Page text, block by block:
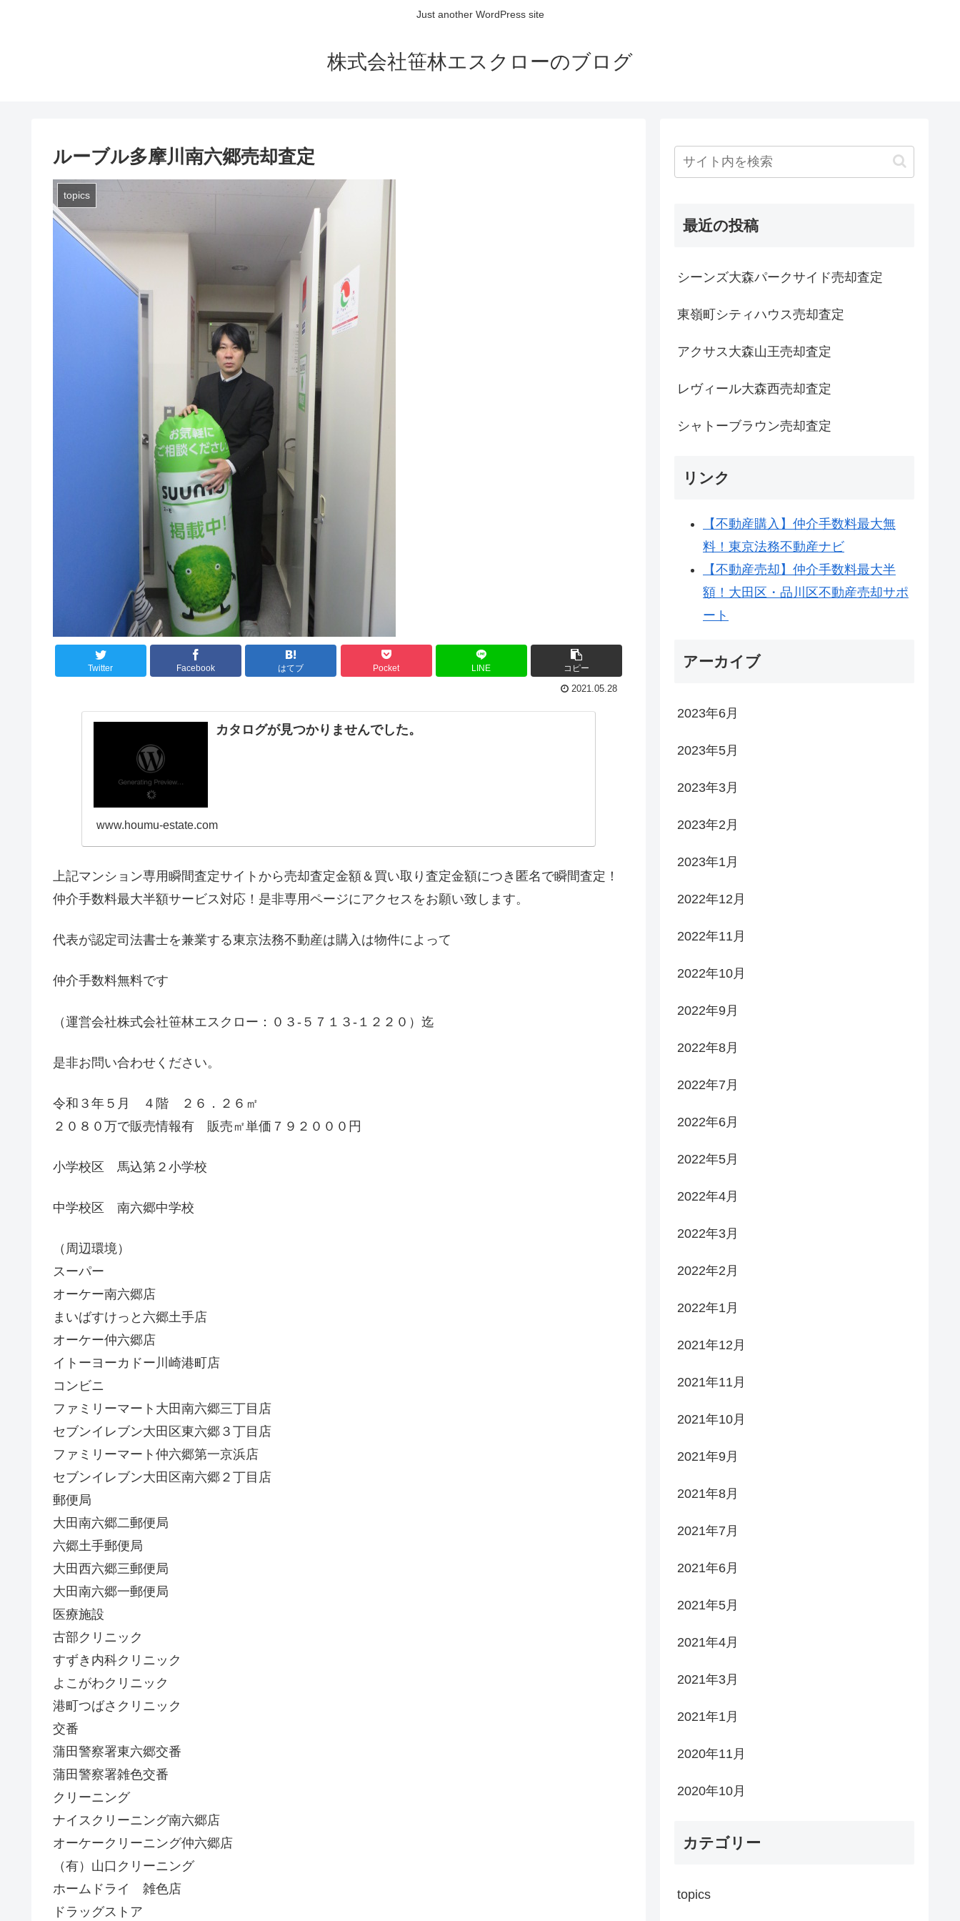
Just another WordPress site
株式会社笹林エスクローのブログ
ルーブル多摩川南六郷売却査定
topics
Twitter Facebook はてブ Pocket LINE コピー
2021.05.28
カタログが見つかりませんでした。
www.houmu-estate.com
上記マンション専用瞬間査定サイトから売却査定金額＆買い取り査定金額につき匿名で瞬間査定！
仲介手数料最大半額サービス対応！是非専用ページにアクセスをお願い致します。
代表が認定司法書士を兼業する東京法務不動産は購入は物件によって
仲介手数料無料です
（運営会社株式会社笹林エスクロー：０３-５７１３-１２２０）迄
是非お問い合わせください。
令和３年５月 ４階 ２６．２６㎡
２０８０万で販売情報有 販売㎡単価７９２０００円
小学校区 馬込第２小学校
中学校区 南六郷中学校
（周辺環境）
スーパー
オーケー南六郷店
まいばすけっと六郷土手店
オーケー仲六郷店
イトーヨーカドー川崎港町店
コンビニ
ファミリーマート大田南六郷三丁目店
セブンイレブン大田区東六郷３丁目店
ファミリーマート仲六郷第一京浜店
セブンイレブン大田区南六郷２丁目店
郵便局
大田南六郷二郵便局
六郷土手郵便局
大田西六郷三郵便局
大田南六郷一郵便局
医療施設
古部クリニック
すずき内科クリニック
よこがわクリニック
港町つばさクリニック
交番
蒲田警察署東六郷交番
蒲田警察署雑色交番
クリーニング
ナイスクリーニング南六郷店
オーケークリーニング仲六郷店
（有）山口クリーニング
ホームドライ 雑色店
ドラッグストア
最近の投稿
シーンズ大森パークサイド売却査定
東嶺町シティハウス売却査定
アクサス大森山王売却査定
レヴィール大森西売却査定
シャトーブラウン売却査定
リンク
【不動産購入】仲介手数料最大無
料！東京法務不動産ナビ
【不動産売却】仲介手数料最大半
額！大田区・品川区不動産売却サポ
ート
アーカイブ
2023年6月
2023年5月
2023年3月
2023年2月
2023年1月
2022年12月
2022年11月
2022年10月
2022年9月
2022年8月
2022年7月
2022年6月
2022年5月
2022年4月
2022年3月
2022年2月
2022年1月
2021年12月
2021年11月
2021年10月
2021年9月
2021年8月
2021年7月
2021年6月
2021年5月
2021年4月
2021年3月
2021年1月
2020年11月
2020年10月
カテゴリー
topics